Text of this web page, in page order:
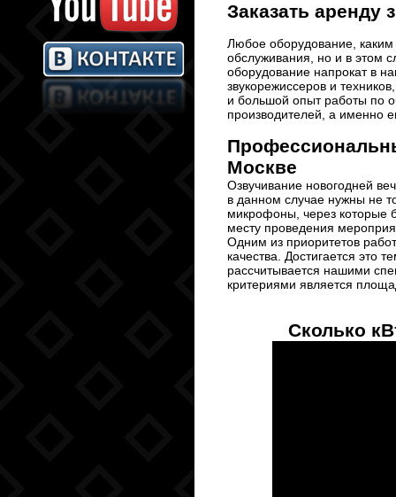
Заказать аренду
Любое оборудование,
обслуживания, но и в этом
оборудование напрокат в
звукорежиссеров и
и большой опыт работы по
производителей, а именно
Москве
Озвучивание новогодней
в данном случае нужны не
микрофоны, через которые
месту проведения
Одним из приоритетов
качества. Достигается это
рассчитывается нашими
критериями является
Сколько